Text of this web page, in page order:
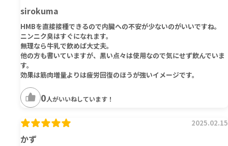
sirokuma
HMBを直接接種できるので内臓への不安が少ないのがいいですね。
ニンニク臭はすぐになれます。
無理なら牛乳で飲めば大丈夫。
他の方も書いていますが、黒い点々は使用なので気にせず飲んでいま
す。
効果は筋肉増量よりは疲労回復のほうが強いイメージです。
0人がいいねしています！
かず
2025.02.15